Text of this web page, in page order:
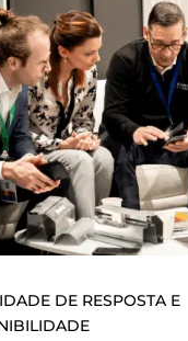
DE RESPOSTA E